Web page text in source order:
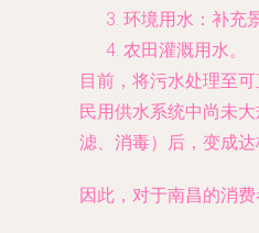
环境用水：补充
农田灌溉用水。
目前，将污水处理至
民用供水系统中尚未
滤、消毒）后，变成达
因此，对于南昌的消费